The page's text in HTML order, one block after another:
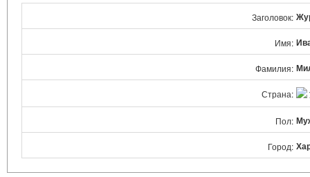
Заголовок:
Имя:
Фамилия:
Страна:
Пол:
Город: